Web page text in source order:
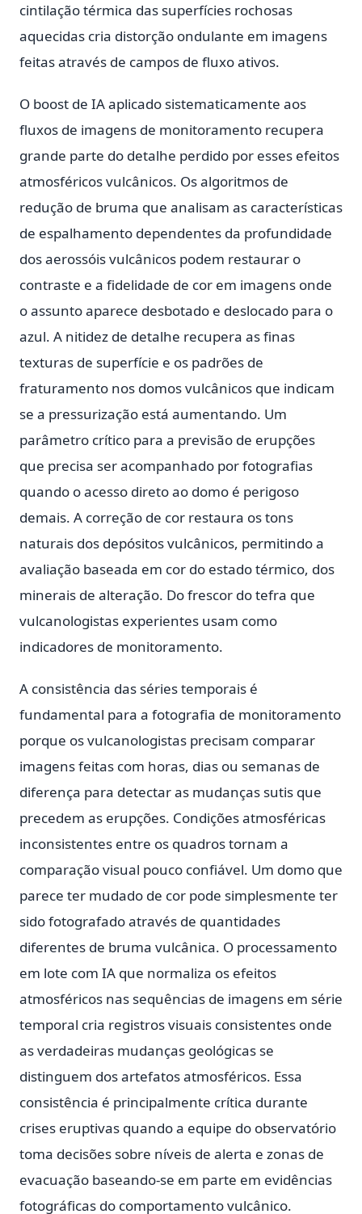
cintilação térmica das superfícies rochosas
aquecidas cria distorção ondulante em imagens
feitas através de campos de fluxo ativos.
O boost de IA aplicado sistematicamente aos
fluxos de imagens de monitoramento recupera
grande parte do detalhe perdido por esses efeitos
atmosféricos vulcânicos. Os algoritmos de
redução de bruma que analisam as características
de espalhamento dependentes da profundidade
dos aerossóis vulcânicos podem restaurar o
contraste e a fidelidade de cor em imagens onde
o assunto aparece desbotado e deslocado para o
azul. A nitidez de detalhe recupera as finas
texturas de superfície e os padrões de
fraturamento nos domos vulcânicos que indicam
se a pressurização está aumentando. Um
parâmetro crítico para a previsão de erupções
que precisa ser acompanhado por fotografias
quando o acesso direto ao domo é perigoso
demais. A correção de cor restaura os tons
naturais dos depósitos vulcânicos, permitindo a
avaliação baseada em cor do estado térmico, dos
minerais de alteração. Do frescor do tefra que
vulcanologistas experientes usam como
indicadores de monitoramento.
A consistência das séries temporais é
fundamental para a fotografia de monitoramento
porque os vulcanologistas precisam comparar
imagens feitas com horas, dias ou semanas de
diferença para detectar as mudanças sutis que
precedem as erupções. Condições atmosféricas
inconsistentes entre os quadros tornam a
comparação visual pouco confiável. Um domo que
parece ter mudado de cor pode simplesmente ter
sido fotografado através de quantidades
diferentes de bruma vulcânica. O processamento
em lote com IA que normaliza os efeitos
atmosféricos nas sequências de imagens em série
temporal cria registros visuais consistentes onde
as verdadeiras mudanças geológicas se
distinguem dos artefatos atmosféricos. Essa
consistência é principalmente crítica durante
crises eruptivas quando a equipe do observatório
toma decisões sobre níveis de alerta e zonas de
evacuação baseando-se em parte em evidências
fotográficas do comportamento vulcânico.